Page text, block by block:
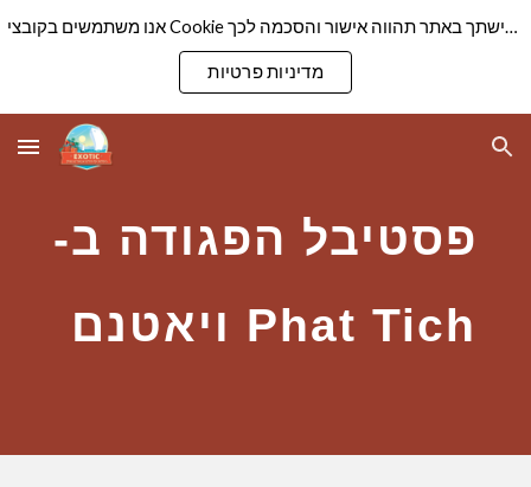
Skip to main content Skip to navigation
אנו משתמשים בקובצי Cookie כדי להבטיח שנספק לך את חוויית הגלישה הטובה ביותר באתר שלנו. המשך גלישתך באתר תהווה אישור והסכמה לכך
מדיניות פרטיות
פסטיבל הפגודה ב-
Phat Tich ויאטנם